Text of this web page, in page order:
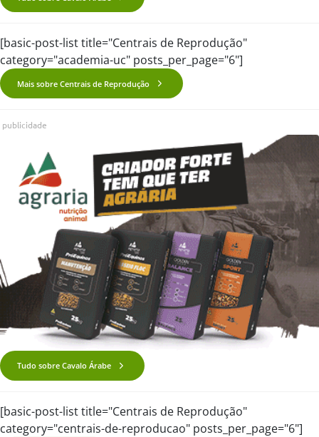
[basic-post-list title="Centrais de Reprodução"
category="academia-uc" posts_per_page="6"]
Mais sobre Centrais de Reprodução
publicidade
Tudo sobre Cavalo Árabe
[basic-post-list title="Centrais de Reprodução"
category="centrais-de-reproducao" posts_per_page="6"]